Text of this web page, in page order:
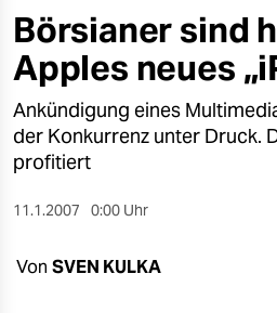
öko
gesellschaft
kultur
sport
berlin
nord
Börsianer sind
Apples neues
Ankündigung eines
der Konkurrenz unter Druck.
profitiert
11.1.2007 0:00 Uhr
Von SVEN KULKA